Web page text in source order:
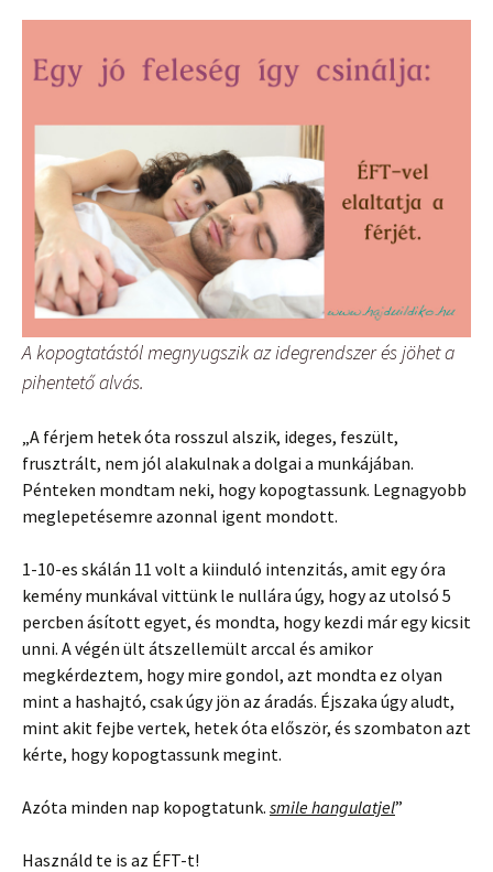
A kopogtatástól megnyugszik az idegrendszer és jöhet a
pihentető alvás.
„A férjem hetek óta rosszul alszik, ideges, feszült,
frusztrált, nem jól alakulnak a dolgai a munkájában.
Pénteken mondtam neki, hogy kopogtassunk. Legnagyobb
meglepetésemre azonnal igent mondott.
1-10-es skálán 11 volt a kiinduló intenzitás, amit egy óra
kemény munkával vittünk le nullára úgy, hogy az utolsó 5
percben ásított egyet, és mondta, hogy kezdi már egy kicsit
unni. A végén ült átszellemült arccal és amikor
megkérdeztem, hogy mire gondol, azt mondta ez olyan
mint a hashajtó, csak úgy jön az áradás. Éjszaka úgy aludt,
mint akit fejbe vertek, hetek óta először, és szombaton azt
kérte, hogy kopogtassunk megint.
Azóta minden nap kopogtatunk. smile hangulatjel”
Használd te is az ÉFT-t!